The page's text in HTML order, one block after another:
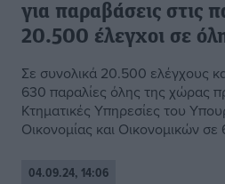
για παραβάσεις στις
20.500 έλεγχοι σε
Σε συνολικά 20.500 ελέγχους
630 παραλίες όλης της χώρας
Κτηματικές Υπηρεσίες του
Οικονομίας και Οικονομικών σε
04.09.24, 14:06